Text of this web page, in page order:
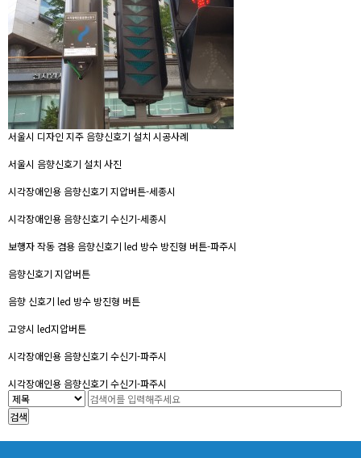
서울시 디자인 지주 음향신호기 설치 시공사례
서울시 음향신호기 설치 사진
시각장애인용 음향신호기 지압버튼-세종시
시각장애인용 음향신호기 수신기-세종시
보행자 작동 겸용 음향신호기 led 방수 방진형 버튼-파주시
음향신호기 지압버튼
음향 신호기 led 방수 방진형 버튼
고양시 led지압버튼
시각장애인용 음향신호기 수신기-파주시
시각장애인용 음향신호기 수신기-파주시